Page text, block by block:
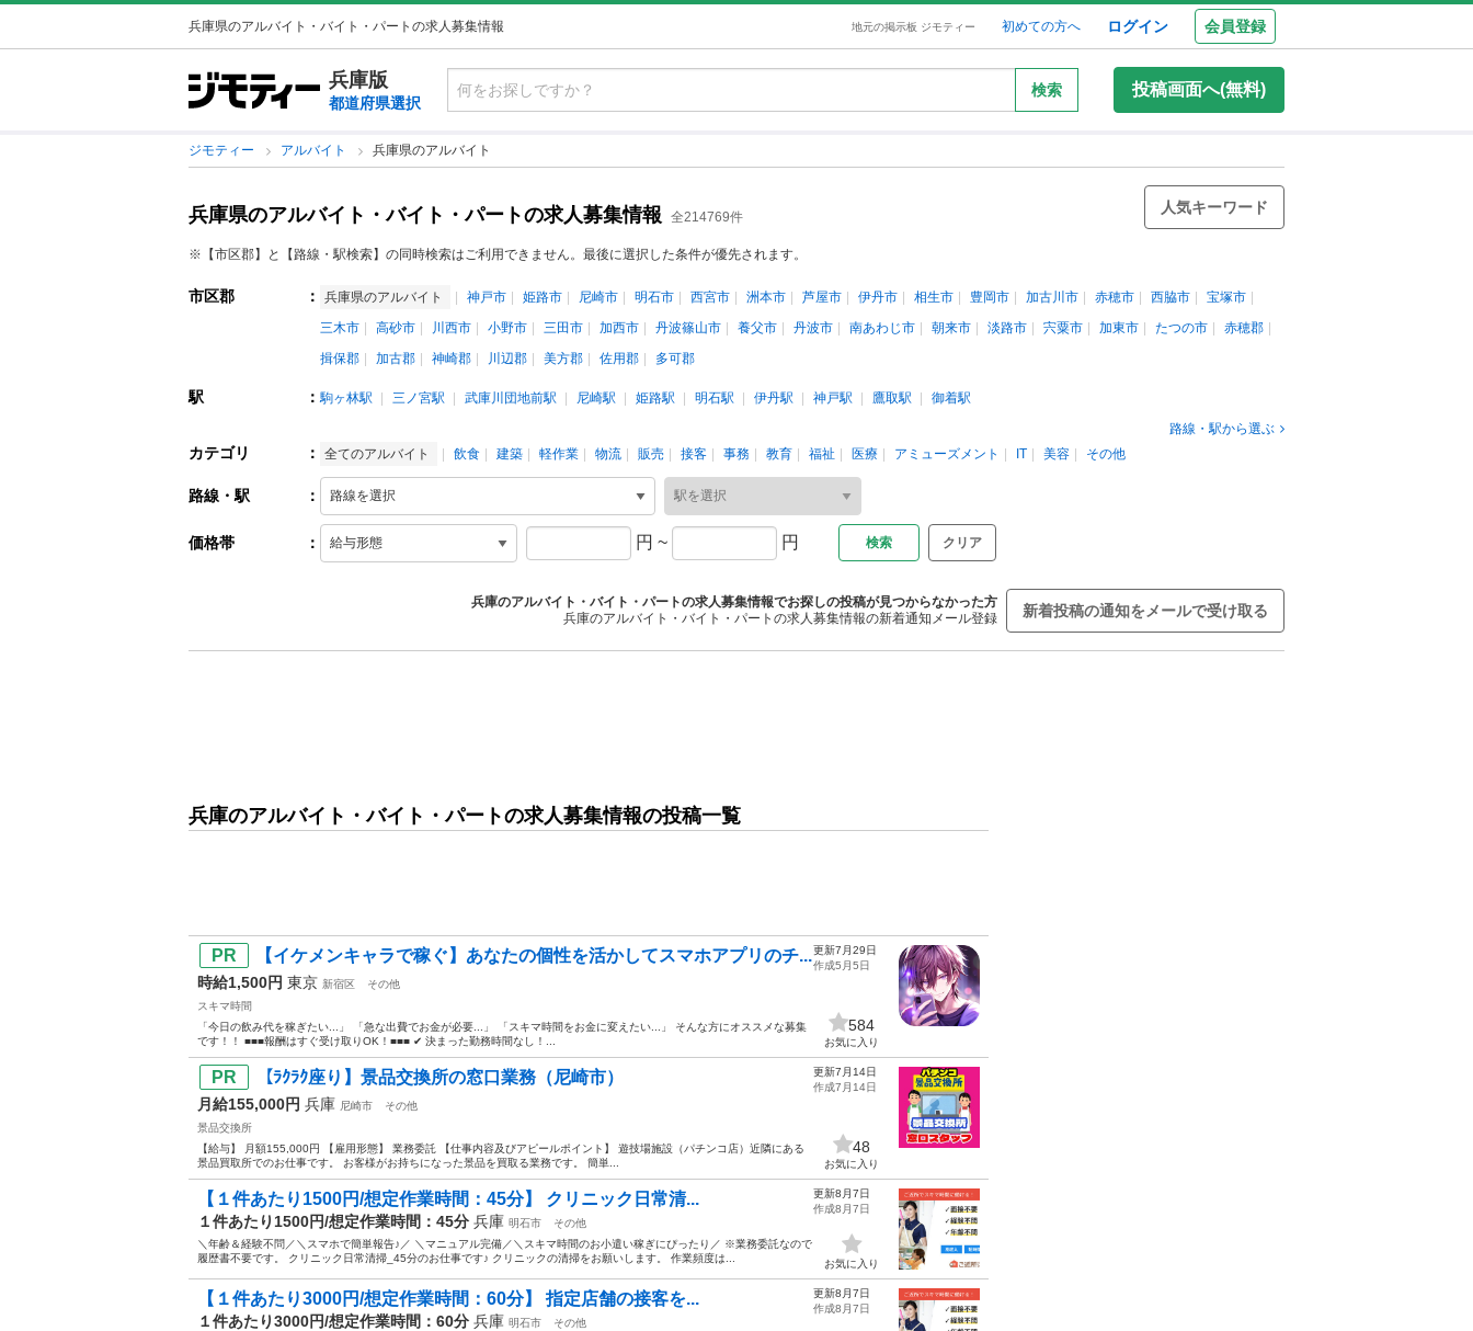
兵庫県のアルバイト・バイト・パートの求人募集情報 地元の掲示板 ジモティー 初めての方へ ログイン 会員登録
兵庫版
都道府県選択
検索 投稿画面へ(無料)
ジモティー アルバイト 兵庫県のアルバイト
兵庫県のアルバイト・バイト・パートの求人募集情報 全214769件
人気キーワード
※【市区郡】と【路線・駅検索】の同時検索はご利用できません。最後に選択した条件が優先されます。
市区郡 ： 兵庫県のアルバイト 神戸市 姫路市 尼崎市 明石市 西宮市 洲本市 芦屋市 伊丹市 相生市 豊岡市 加古川市 赤穂市 西脇市
宝塚市
三木市
高砂市 川西市 小野市 三田市 加西市 丹波篠山市 養父市 丹波市 南あわじ市 朝来市 淡路市 宍粟市 加東市 たつの市
赤穂郡
揖保郡
加古郡 神崎郡 川辺郡 美方郡 佐用郡 多可郡
駅 ： 駒ヶ林駅 三ノ宮駅 武庫川団地前駅 尼崎駅 姫路駅 明石駅 伊丹駅 神戸駅 鷹取駅
御着駅
路線・駅から選ぶ
カテゴリ ： 全てのアルバイト 飲食 建築 軽作業 物流 販売 接客 事務 教育 福祉 医療 アミューズメント IT 美容 その他
路線・駅 ：
価格帯 ： 円 ~ 円 クリア
兵庫のアルバイト・バイト・パートの求人募集情報でお探しの投稿が見つからなかった方
兵庫のアルバイト・バイト・パートの求人募集情報の新着通知メール登録
新着投稿の通知をメールで受け取る
兵庫のアルバイト・バイト・パートの求人募集情報の投稿一覧
【イケメンキャラで稼ぐ】あなたの個性を活かしてスマホアプリのチ...
時給1,500円 東京 新宿区
その他
スキマ時間
「今日の飲み代を稼ぎたい...」 「急な出費でお金が必要...」 「スキマ時間をお金に変えたい...」 そんな方にオススメな募集
です！！ ■■■報酬はすぐ受け取りOK！■■■ ✔ 決まった勤務時間なし！...
更新7月29日
作成5月5日
584
お気に入り
【ﾗｸﾗｸ座り】景品交換所の窓口業務（尼崎市）
月給155,000円 兵庫 尼崎市
その他
景品交換所
【給与】 月額155,000円 【雇用形態】 業務委託 【仕事内容及びアピールポイント】 遊技場施設（パチンコ店）近隣にある
景品買取所でのお仕事です。 お客様がお持ちになった景品を買取る業務です。 簡単...
更新7月14日
作成7月14日
48
お気に入り
【１件あたり1500円/想定作業時間：45分】 クリニック日常清...
１件あたり1500円/想定作業時間：45分 兵庫 明石市
その他
＼年齢＆経験不問／＼スマホで簡単報告♪／ ＼マニュアル完備／＼スキマ時間のお小遣い稼ぎにぴったり／ ※業務委託なので
履歴書不要です。 クリニック日常清掃_45分のお仕事です♪ クリニックの清掃をお願いします。 作業頻度は...
更新8月7日
作成8月7日
お気に入り
【１件あたり3000円/想定作業時間：60分】 指定店舗の接客を...
１件あたり3000円/想定作業時間：60分 兵庫 明石市
その他
更新8月7日
作成8月7日